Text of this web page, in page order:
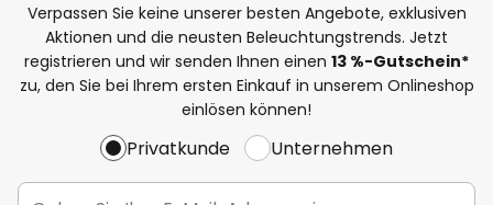
Verpassen Sie keine unserer besten Angebote, exklusiven
Aktionen und die neusten Beleuchtungstrends. Jetzt
registrieren und wir senden Ihnen einen 13 %-Gutschein*
zu, den Sie bei Ihrem ersten Einkauf in unserem Onlineshop
einlösen können!
Privatkunde Unternehmen